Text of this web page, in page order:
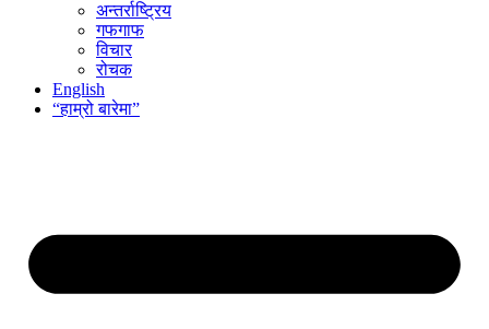
अन्तर्राष्ट्रिय
गफगाफ
विचार
रोचक
English
“हाम्रो बारेमा”